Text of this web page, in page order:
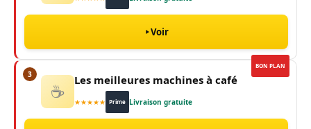
Voir
BON PLAN
3
☕ Les meilleures machines à café
★★★★★ Prime Livraison gratuite